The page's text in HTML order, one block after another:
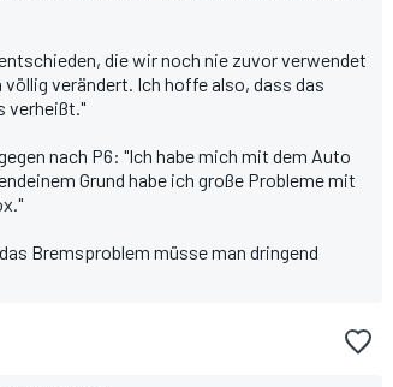
die wir noch nie zuvor verwendet
verändert. Ich hoffe also, dass das
verheißt."
nach P6: "Ich habe mich mit dem Auto
Grund habe ich große Probleme mit
Bremsproblem müsse man dringend